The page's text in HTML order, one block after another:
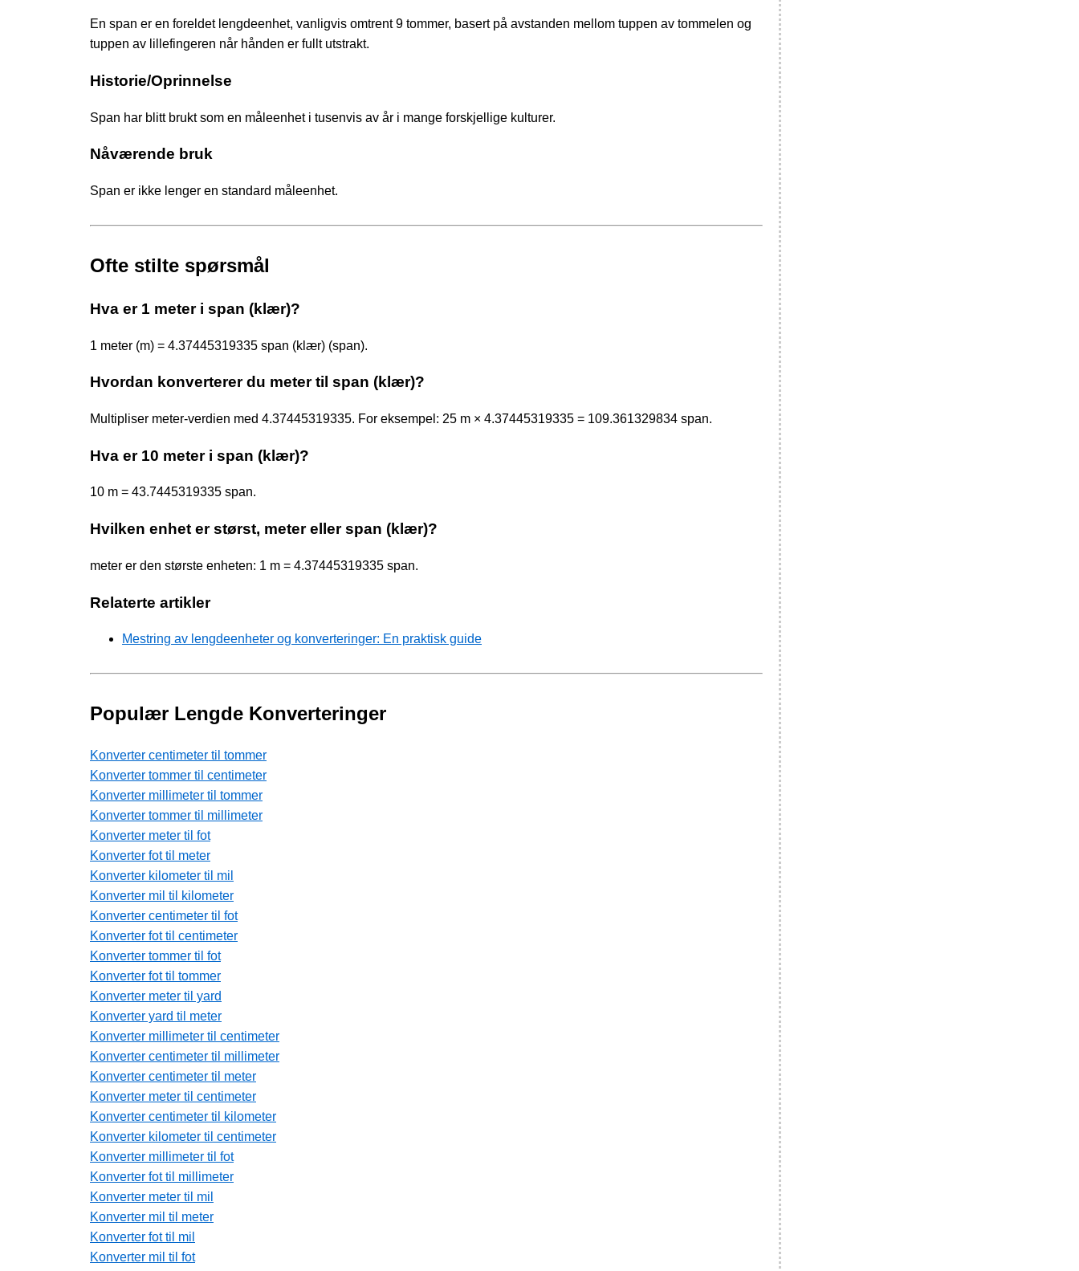
En span er en foreldet lengdeenhet, vanligvis omtrent 9 tommer, basert på avstanden mellom tuppen av tommelen og
tuppen av lillefingeren når hånden er fullt utstrakt.
Historie/Oprinnelse
Span har blitt brukt som en måleenhet i tusenvis av år i mange forskjellige kulturer.
Nåværende bruk
Span er ikke lenger en standard måleenhet.
Ofte stilte spørsmål
Hva er 1 meter i span (klær)?
1 meter (m) = 4.37445319335 span (klær) (span).
Hvordan konverterer du meter til span (klær)?
Multipliser meter-verdien med 4.37445319335. For eksempel: 25 m × 4.37445319335 = 109.361329834 span.
Hva er 10 meter i span (klær)?
10 m = 43.7445319335 span.
Hvilken enhet er størst, meter eller span (klær)?
meter er den største enheten: 1 m = 4.37445319335 span.
Relaterte artikler
Mestring av lengdeenheter og konverteringer: En praktisk guide
Populær Lengde Konverteringer
Konverter centimeter til tommer
Konverter tommer til centimeter
Konverter millimeter til tommer
Konverter tommer til millimeter
Konverter meter til fot
Konverter fot til meter
Konverter kilometer til mil
Konverter mil til kilometer
Konverter centimeter til fot
Konverter fot til centimeter
Konverter tommer til fot
Konverter fot til tommer
Konverter meter til yard
Konverter yard til meter
Konverter millimeter til centimeter
Konverter centimeter til millimeter
Konverter centimeter til meter
Konverter meter til centimeter
Konverter centimeter til kilometer
Konverter kilometer til centimeter
Konverter millimeter til fot
Konverter fot til millimeter
Konverter meter til mil
Konverter mil til meter
Konverter fot til mil
Konverter mil til fot